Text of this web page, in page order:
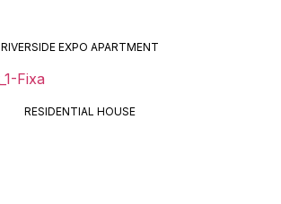
RIVERSIDE EXPO APARTMENT
RESIDENTIAL HOUSE